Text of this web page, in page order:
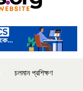
চলমান প্রশিক্ষণ